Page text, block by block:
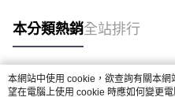
本分類熱銷全站排行
熱門標籤
本網站中使用 cookie，欲查詢有關本
望在電腦上使用 cookie 時應如何變更